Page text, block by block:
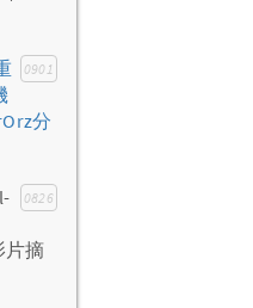
0901
分
0826
片摘